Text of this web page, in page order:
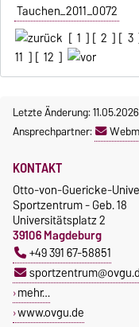
Tauchen_2011_0072
[ 1 ] [ 2 ] [ 3
11 ] [ 12 ]
Letzte Änderung: 11.05.2026
Ansprechpartner:
KONTAKT
Otto-von-Guericke-
Sportzentrum - Geb. 18
Universitätsplatz 2
39106 Magdeburg
+49 391 67-58851
mehr…
www.ovgu.de